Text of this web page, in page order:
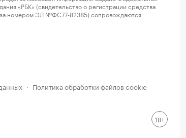
«РБК» (свидетельство о регистрации средства
за номером ЭЛ №ФС77-82385) сопровождаются
· Политика обработки файлов cookie
18+